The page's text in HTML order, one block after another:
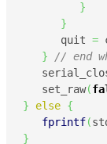
}
}
      quit
=
}
// end
   set_raw
(
}
else {
fprintf(
}